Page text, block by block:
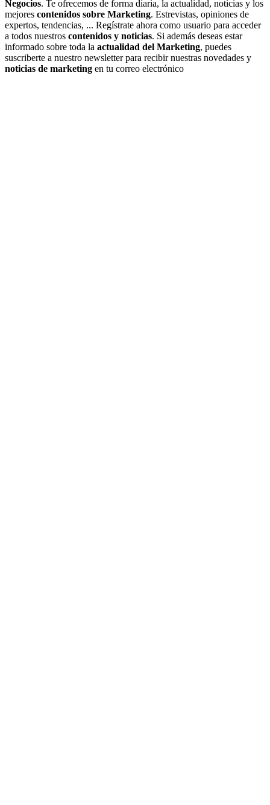
Negocios. Te ofrecemos de forma diaria, la actualidad, noticias y los
mejores contenidos sobre Marketing. Estrevistas, opiniones de
expertos, tendencias, ... Regístrate ahora como usuario para acceder
a todos nuestros contenidos y noticias. Si además deseas estar
informado sobre toda la actualidad del Marketing, puedes
suscriberte a nuestro newsletter para recibir nuestras novedades y
noticias de marketing en tu correo electrónico